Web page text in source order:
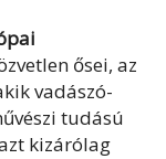
ősei, az
vadászó-
tudású
kizárólag